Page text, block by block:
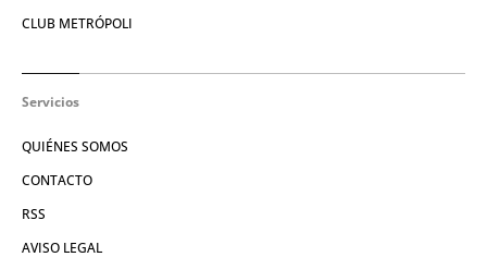
CLUB METRÓPOLI
Servicios
QUIÉNES SOMOS
CONTACTO
RSS
AVISO LEGAL